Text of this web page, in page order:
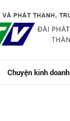
Chuyện kinh doanh